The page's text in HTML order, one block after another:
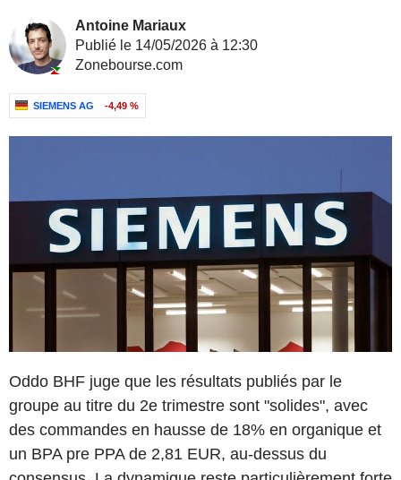
Antoine Mariaux
Publié le 14/05/2026 à 12:30
Zonebourse.com
SIEMENS AG -4,49 %
Oddo BHF juge que les résultats publiés par le
groupe au titre du 2e trimestre sont "solides", avec
des commandes en hausse de 18% en organique et
un BPA pre PPA de 2,81 EUR, au-dessus du